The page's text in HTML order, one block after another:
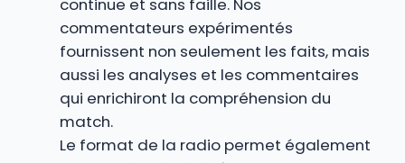
continue et sans faille. Nos
commentateurs expérimentés
fournissent non seulement les faits, mais
aussi les analyses et les commentaires
qui enrichiront la compréhension du
match.
Le format de la radio permet également